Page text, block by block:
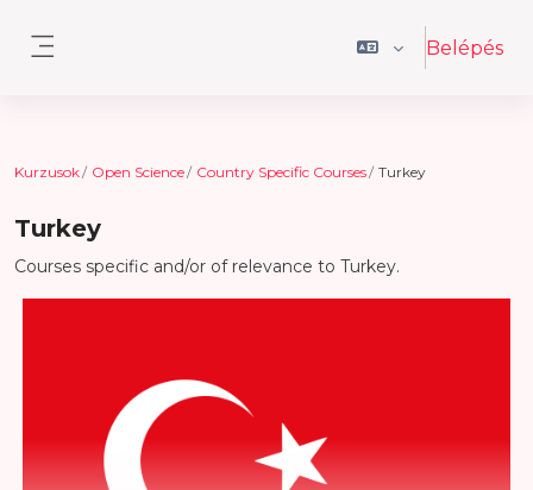
Belépés
Kurzusok Open Science Country Specific Courses Turkey
Turkey
Courses specific and/or of relevance to Turkey.